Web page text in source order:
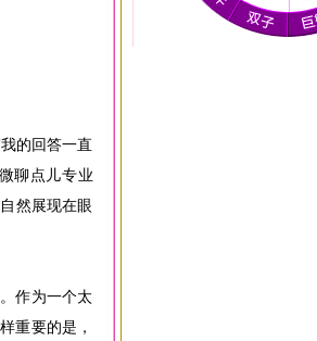
的回答一直
聊点儿专业
然展现在眼
作为一个太
重要的是，